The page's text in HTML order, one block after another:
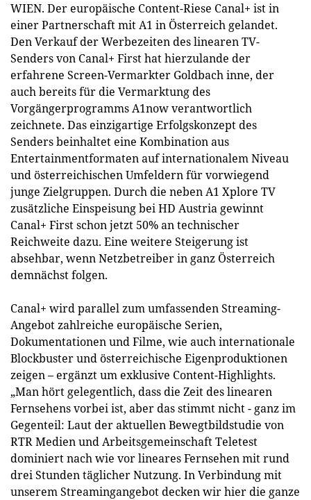
WIEN. Der europäische Content-Riese Canal+ ist in
einer Partnerschaft mit A1 in Österreich gelandet.
Den Verkauf der Werbezeiten des linearen TV-
Senders von Canal+ First hat hierzulande der
erfahrene Screen-Vermarkter Goldbach inne, der
auch bereits für die Vermarktung des
Vorgängerprogramms A1now verantwortlich
zeichnete. Das einzigartige Erfolgskonzept des
Senders beinhaltet eine Kombination aus
Entertainmentformaten auf internationalem Niveau
und österreichischen Umfeldern für vorwiegend
junge Zielgruppen. Durch die neben A1 Xplore TV
zusätzliche Einspeisung bei HD Austria gewinnt
Canal+ First schon jetzt 50% an technischer
Reichweite dazu. Eine weitere Steigerung ist
absehbar, wenn Netzbetreiber in ganz Österreich
demnächst folgen.
Canal+ wird parallel zum umfassenden Streaming-
Angebot zahlreiche europäische Serien,
Dokumentationen und Filme, wie auch internationale
Blockbuster und österreichische Eigenproduktionen
zeigen – ergänzt um exklusive Content-Highlights.
„Man hört gelegentlich, dass die Zeit des linearen
Fernsehens vorbei ist, aber das stimmt nicht - ganz im
Gegenteil: Laut der aktuellen Bewegtbildstudie von
RTR Medien und Arbeitsgemeinschaft Teletest
dominiert nach wie vor lineares Fernsehen mit rund
drei Stunden täglicher Nutzung. In Verbindung mit
unserem Streamingangebot decken wir hier die ganze